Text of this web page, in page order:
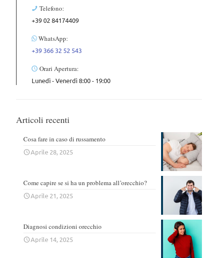
Telefono:
+39 02 84174409
WhatsApp:
+39 366 32 52 543
Orari Apertura:
Lunedì - Venerdì 8:00 - 19:00
Articoli recenti
Cosa fare in caso di russamento
Aprile 28, 2025
Come capire se si ha un problema all’orecchio?
Aprile 21, 2025
Diagnosi condizioni orecchio
Aprile 14, 2025